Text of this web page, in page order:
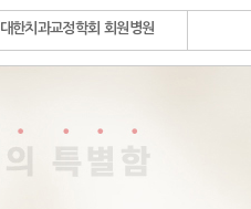
대한치과교정학회 회원병원